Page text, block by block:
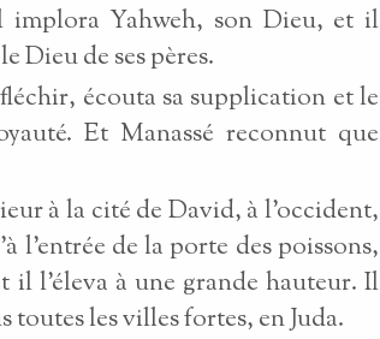
Yahweh, son Dieu, et il
Dieu de ses pères.
écouta sa supplication et le
Et Manassé reconnut que
à la cité de David, à l'occident,
l'entrée de la porte des poissons,
il l'éleva à une grande hauteur. Il
toutes les villes fortes, en Juda.